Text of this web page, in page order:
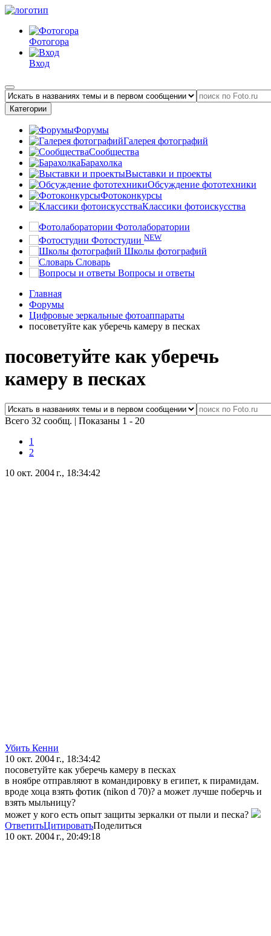
Фотогора
Вход
Категории
Форумы
Галерея фотографий
Сообщества
Барахолка
Выставки и проекты
Обсуждение фототехники
Фотоконкурсы
Классики фотоискусства
Фотолаборатории
Фотостудии NEW
Школы фотографий
Словарь
Вопросы и ответы
Главная
Форумы
Цифровые зеркальные фотоаппараты
посоветуйте как уберечь камеру в песках
посоветуйте как уберечь
камеру в песках
Всего 32 сообщ. | Показаны 1 - 20
1
2
10 окт. 2004 г., 18:34:42
Убить Кенни
10 окт. 2004 г., 18:34:42
посоветуйте как уберечь камеру в песках
в ноябре отправляют в командировку в египет, к пирамидам.
вроде хоца взять фотик (nikon d 70)? а может лучше поберчь и
взять мыльницу?
может у кого есть опыт защиты зеркалки от пыли и песка?
ОтветитьЦитироватьПоделиться
10 окт. 2004 г., 20:49:18